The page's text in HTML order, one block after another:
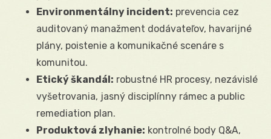
Environmentálny incident: prevencia cez
auditovaný manažment dodávateľov, havarijné
plány, poistenie a komunikačné scenáre s
komunitou.
Etický škandál: robustné HR procesy, nezávislé
vyšetrovania, jasný disciplínny rámec a public
remediation plan.
Produktová zlyhanie: kontrolné body Q&A,